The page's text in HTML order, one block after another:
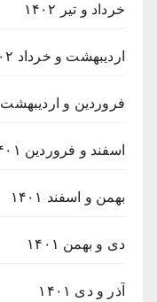
خرداد و تیر ۱۴۰۲
اردیبهشت و خرداد ۱۴۰۲
فروردین و اردیبهشت ۱۴۰۲
اسفند و فروردین ۱۴۰۱
بهمن و اسفند ۱۴۰۱
دی و بهمن ۱۴۰۱
آذر و دی ۱۴۰۱